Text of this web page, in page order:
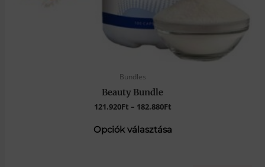
Bundles
Beauty Bundle
121.920Ft – 182.880Ft
Opciók választása